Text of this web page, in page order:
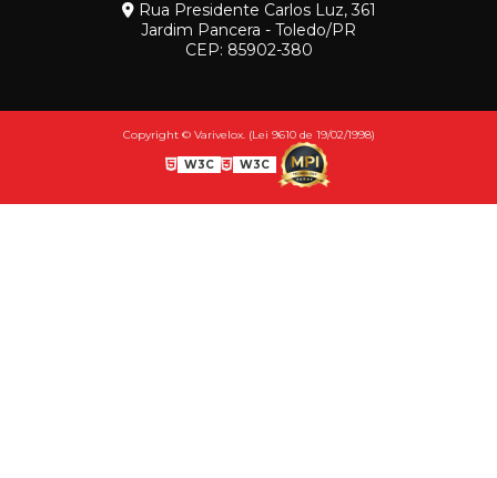
Rua Presidente Carlos Luz, 361
Jardim Pancera - Toledo/PR
CEP: 85902-380
Copyright © Varivelox. (Lei 9610 de 19/02/1998)
W3C W3C